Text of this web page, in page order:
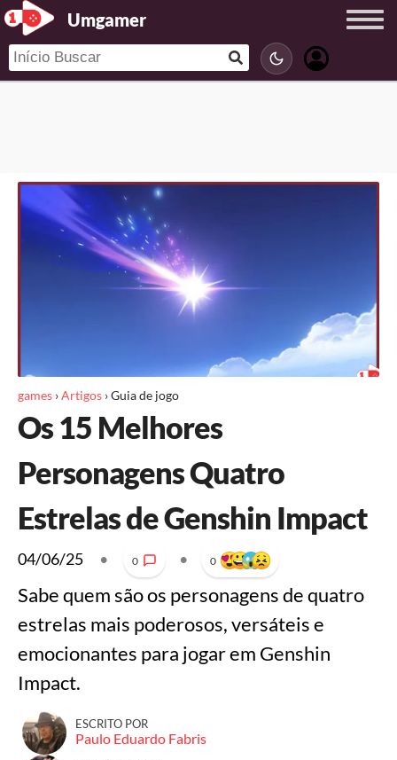
Umgamer
games ›Artigos ›Guia de jogo
Os 15 Melhores
Personagens Quatro
Estrelas de Genshin Impact
04/06/25 • 0 • 0
Sabe quem são os personagens de quatro
estrelas mais poderosos, versáteis e
emocionantes para jogar em Genshin
Impact.
ESCRITO POR
Paulo Eduardo Fabris